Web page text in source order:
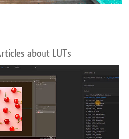
about LUTs